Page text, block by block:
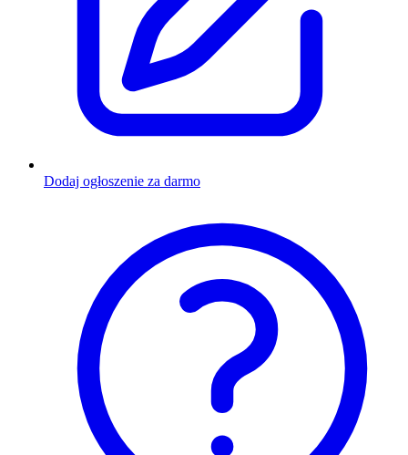
Dodaj ogłoszenie za darmo